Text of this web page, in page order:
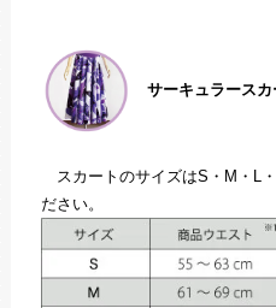
サーキュラースカ
スカートのサイズはS・M・L
ださい。